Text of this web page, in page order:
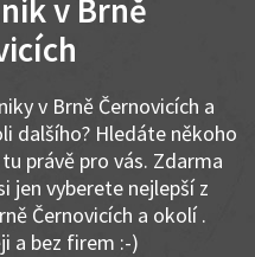
v Brně
v Brně Černovicích a
dalšího? Hledáte někoho
právě pro vás. Zdarma
jen vyberete nejlepší z
Černovicích a okolí .
a bez firem :-)